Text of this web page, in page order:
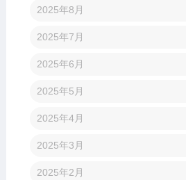
2025年8月
2025年7月
2025年6月
2025年5月
2025年4月
2025年3月
2025年2月